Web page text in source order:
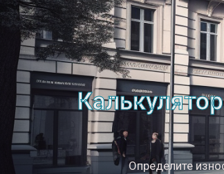
Определите